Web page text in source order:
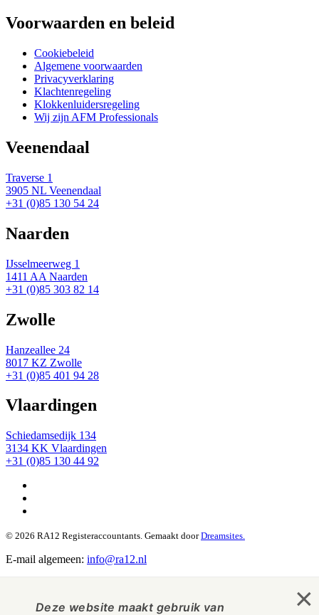
Voorwaarden en beleid
Cookiebeleid
Algemene voorwaarden
Privacyverklaring
Klachtenregeling
Klokkenluidersregeling
Wij zijn AFM Professionals
Veenendaal
Traverse 1
3905 NL Veenendaal
+31 (0)85 130 54 24
Naarden
IJsselmeerweg 1
1411 AA Naarden
+31 (0)85 303 82 14
Zwolle
Hanzeallee 24
8017 KZ Zwolle
+31 (0)85 401 94 28
Vlaardingen
Schiedamsedijk 134
3134 KK Vlaardingen
+31 (0)85 130 44 92
© 2026 RA12 Registeraccountants. Gemaakt doorDreamsites.
E-mail algemeen: info@ra12.nl
×
Deze website maakt gebruik van